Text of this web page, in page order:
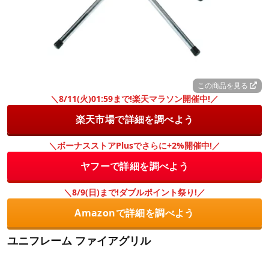
この商品を見る
＼8/11(火)01:59まで!楽天マラソン開催中!／
楽天市場で詳細を調べよう
＼ボーナスストアPlusでさらに+2%開催中!／
ヤフーで詳細を調べよう
＼8/9(日)まで!ダブルポイント祭り!／
Amazonで詳細を調べよう
ユニフレーム ファイアグリル